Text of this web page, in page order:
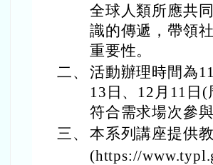
全球人類所應共
識的傳遞，帶領
重要性。
二、 活動辦理時間為
13日、12月11日
符合需求場次參與
三、 本系列講座提供
(https://